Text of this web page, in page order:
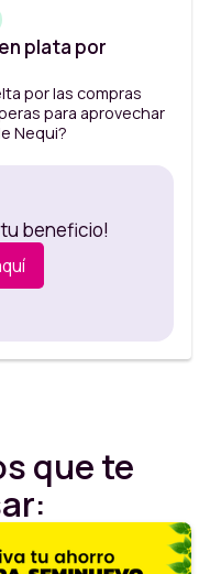
plata por
por las compras
para aprovechar
Nequi?
tu beneficio!
que te